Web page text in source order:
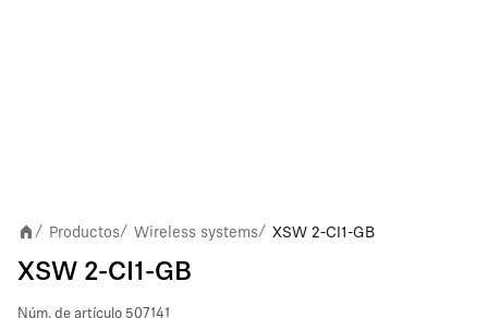
/ Productos/ Wireless systems/ XSW 2-CI1-GB
XSW 2-CI1-GB
Núm. de artículo 507141